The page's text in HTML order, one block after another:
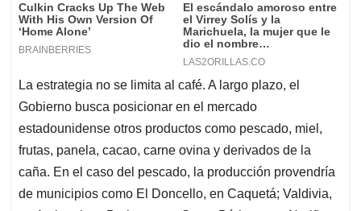
La estrategia no se limita al café. A largo plazo, el
Gobierno busca posicionar en el mercado
estadounidense otros productos como pescado, miel,
frutas, panela, cacao, carne ovina y derivados de la
caña. En el caso del pescado, la producción provendría
de municipios como El Doncello, en Caquetá; Valdivia,